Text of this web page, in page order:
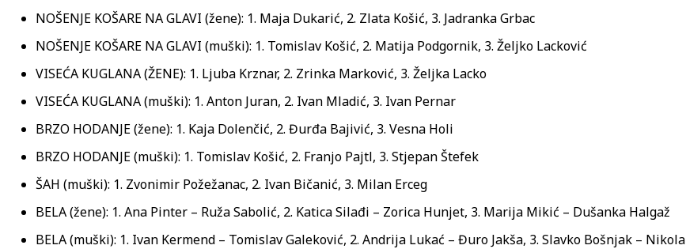
NOŠENJE KOŠARE NA GLAVI (žene): 1. Maja Dukarić, 2. Zlata Košić, 3. Jadranka Grbac
NOŠENJE KOŠARE NA GLAVI (muški): 1. Tomislav Košić, 2. Matija Podgornik, 3. Željko Lacković
VISEĆA KUGLANA (ŽENE): 1. Ljuba Krznar, 2. Zrinka Marković, 3. Željka Lacko
VISEĆA KUGLANA (muški): 1. Anton Juran, 2. Ivan Mladić, 3. Ivan Pernar
BRZO HODANJE (žene): 1. Kaja Dolenčić, 2. Đurđa Bajivić, 3. Vesna Holi
BRZO HODANJE (muški): 1. Tomislav Košić, 2. Franjo Pajtl, 3. Stjepan Štefek
ŠAH (muški): 1. Zvonimir Požežanac, 2. Ivan Bičanić, 3. Milan Erceg
BELA (žene): 1. Ana Pinter – Ruža Sabolić, 2. Katica Silađi – Zorica Hunjet, 3. Marija Mikić – Dušanka Halgaž
BELA (muški): 1. Ivan Kermend – Tomislav Galeković, 2. Andrija Lukać – Đuro Jakša, 3. Slavko Bošnjak – Nikola